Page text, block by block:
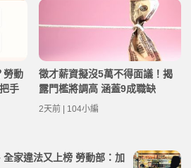
勞動
手
徵才薪資擬沒5萬不得面議！揭
露門檻將調高 涵蓋9成職缺
2天前 | 104小編
家違法又上榜 勞動部：加